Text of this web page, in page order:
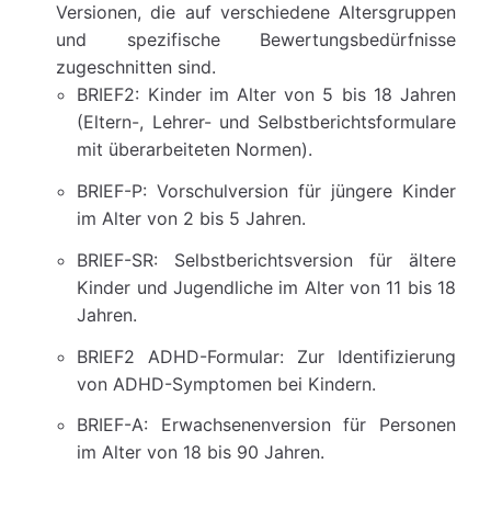
Versionen, die auf verschiedene Altersgruppen
und spezifische Bewertungsbedürfnisse
zugeschnitten sind.
BRIEF2: Kinder im Alter von 5 bis 18 Jahren
(Eltern-, Lehrer- und Selbstberichtsformulare
mit überarbeiteten Normen).
BRIEF-P: Vorschulversion für jüngere Kinder
im Alter von 2 bis 5 Jahren.
BRIEF-SR: Selbstberichtsversion für ältere
Kinder und Jugendliche im Alter von 11 bis 18
Jahren.
BRIEF2 ADHD-Formular: Zur Identifizierung
von ADHD-Symptomen bei Kindern.
BRIEF-A: Erwachsenenversion für Personen
im Alter von 18 bis 90 Jahren.